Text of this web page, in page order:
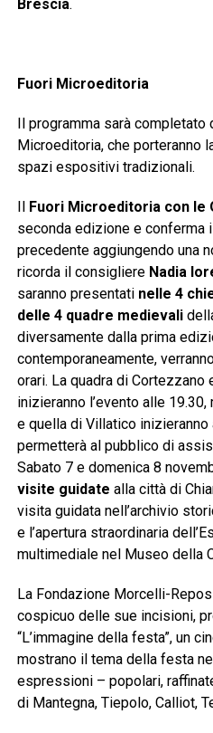
Brescia.
Fuori Microeditoria
Il programma sarà
Microeditoria, che porteranno
spazi espositivi tradizionali.
Fuori Microeditoria con le
seconda edizione e conferma
precedente aggiungendo una
ricorda il consigliere Nadia
saranno presentati nelle 4
delle 4 quadre medievali
diversamente dalla prima
contemporaneamente,
orari. La quadra di Cortezzano
inizieranno l’evento alle
e quella di Villatico inizieranno
permetterà al pubblico di
Sabato 7 e domenica 8
visite guidate alla città di
visita guidata nell’archivio
e l’apertura straordinaria
multimediale nel Museo della
La Fondazione Morcelli-
cospicuo delle sue incisioni,
“L’immagine della festa”, un
mostrano il tema della festa
espressioni – popolari,
di Mantegna, Tiepolo, Calliot,